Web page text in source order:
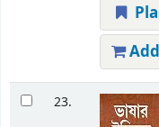
23.